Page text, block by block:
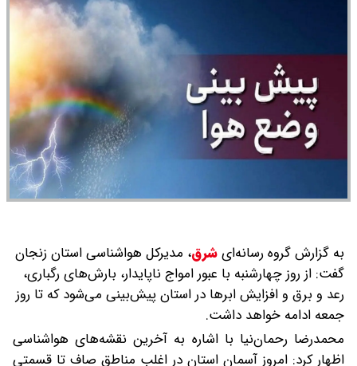
به گزارش گروه رسانه‌ایشرق، مدیرکل هواشناسی استان زنجان
گفت: از روز چهارشنبه با عبور امواج ناپایدار، بارش‌های رگباری،
رعد و برق و افزایش ابرها در استان پیش‌بینی می‌شود که تا روز
جمعه ادامه خواهد داشت.
محمدرضا رحمان‌نیا با اشاره به آخرین نقشه‌های هواشناسی
اظهار کرد: امروز آسمان استان در اغلب مناطق صاف تا قسمتی